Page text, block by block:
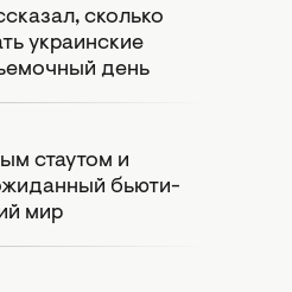
сколько
украинские
день
стаутом и
бьюти-
мир